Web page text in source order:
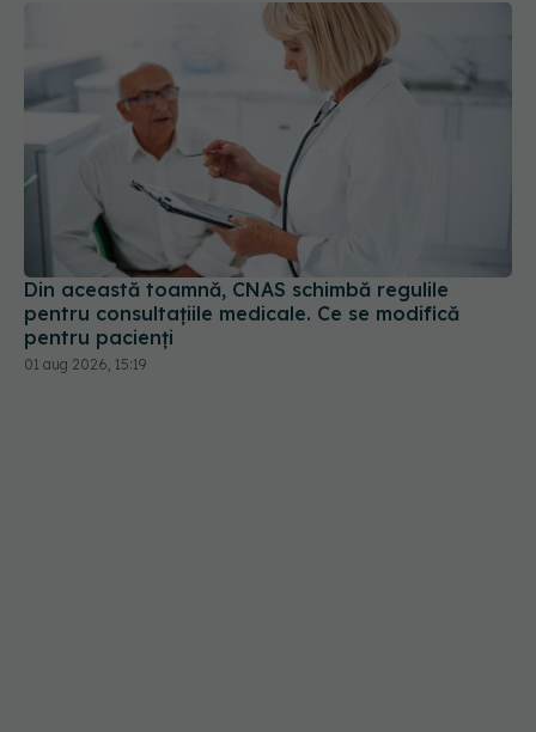
Din această toamnă, CNAS schimbă regulile
pentru consultațiile medicale. Ce se modifică
pentru pacienți
01 aug 2026, 15:19